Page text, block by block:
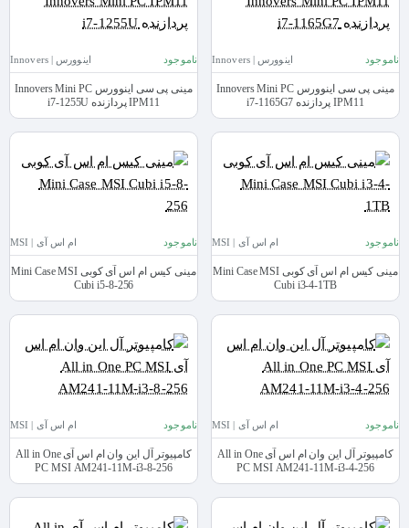
ناموجود اینوورس | Innovers
مینی پی سی اینوورس Innovers Mini PC
IPM11 پردازنده i7-1165G7
ناموجود اینوورس | Innovers
مینی پی سی اینوورس Innovers Mini PC
IPM11 پردازنده i7-1255U
ناموجود ام اس آی | MSI
مینی کیس ام اس آی کوبی Mini Case MSI
Cubi i3-4-1TB
ناموجود ام اس آی | MSI
مینی کیس ام اس آی کوبی Mini Case MSI
Cubi i5-8-256
ناموجود ام اس آی | MSI
کامپیوتر آل این وان ام اس آی All in One
PC MSI AM241-11M-i3-4-256
ناموجود ام اس آی | MSI
کامپیوتر آل این وان ام اس آی All in One
PC MSI AM241-11M-i3-8-256